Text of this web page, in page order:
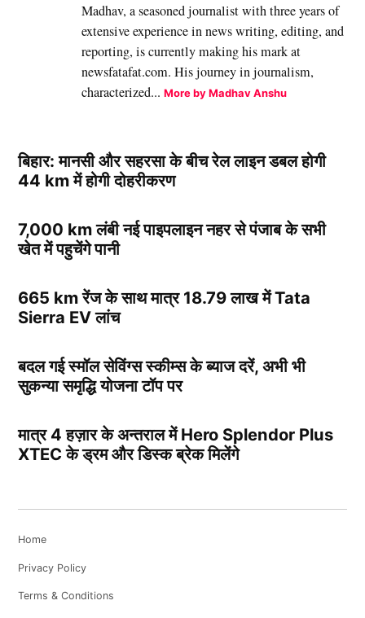
Madhav, a seasoned journalist with three years of
extensive experience in news writing, editing, and
reporting, is currently making his mark at
newsfatafat.com. His journey in journalism,
characterized...More by Madhav Anshu
बिहार: मानसी और सहरसा के बीच रेल लाइन डबल होगी
44 km में होगी दोहरीकरण
7,000 km लंबी नई पाइपलाइन नहर से पंजाब के सभी
खेत में पहुचेंगे पानी
665 km रेंज के साथ मात्र 18.79 लाख में Tata
Sierra EV लांच
बदल गई स्मॉल सेविंग्स स्कीम्स के ब्याज दरें, अभी भी
सुकन्या समृद्धि योजना टॉप पर
मात्र 4 हज़ार के अन्तराल में Hero Splendor Plus
XTEC के ड्रम और डिस्क ब्रेक मिलेंगे
Home
Privacy Policy
Terms & Conditions